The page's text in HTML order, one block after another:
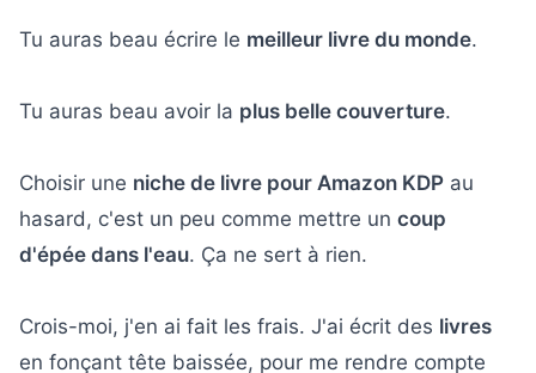
Tu auras beau écrire le meilleur livre du monde.
Tu auras beau avoir la plus belle couverture.
Choisir une niche de livre pour Amazon KDP au
hasard, c'est un peu comme mettre un coup
d'épée dans l'eau. Ça ne sert à rien.
Crois-moi, j'en ai fait les frais. J'ai écrit des livres
en fonçant tête baissée, pour me rendre compte